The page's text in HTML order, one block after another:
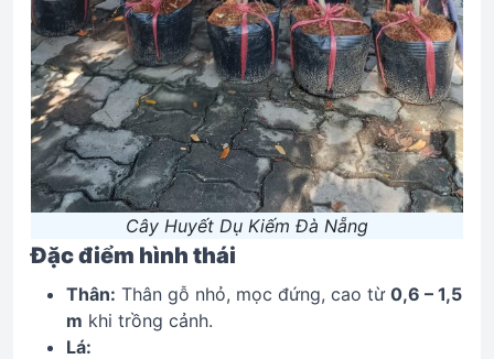
Cây Huyết Dụ Kiếm Đà Nẵng
Đặc điểm hình thái
Thân: Thân gỗ nhỏ, mọc đứng, cao từ 0,6 – 1,5
m khi trồng cảnh.
Lá: